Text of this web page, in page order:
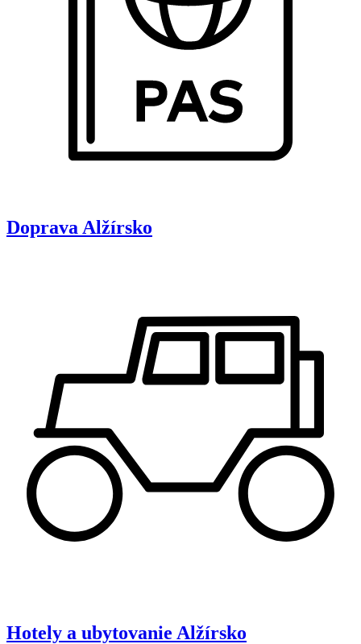
Doprava Alžírsko
Hotely a ubytovanie Alžírsko